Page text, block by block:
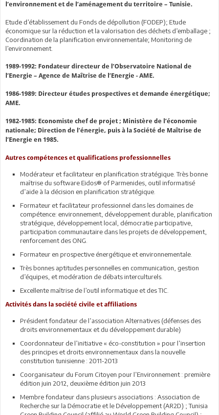
l’environnement et de l’aménagement du territoire – Tunisie.
Etude d’établissement du Fonds de dépollution (FODEP); Etude
économique sur la réduction et la valorisation des déchets d’emballage ;
Coordination de la planification environnementale; Monitoring de
l’environnement.
1989-1992: Fondateur directeur de l’Observatoire National de
l’Energie – Agence de Maîtrise de l’Energie - AME.
1986-1989: Directeur études prospectives et demande énergétique;
AME.
1982-1985: Economiste chef de projet ; Ministère de l’économie
nationale; Direction de l’énergie, puis à la Société de Maîtrise de
l’Energie en 1985.
Autres compétences et qualifications professionnelles
Modérateur et facilitateur en planification stratégique. Très bonne
maîtrise du software Eidos® of Parmenides, outil informatisé
d’aide à la décision en planification stratégique.
Formateur et facilitateur professionnel dans les domaines de
compétence: environnement, développement durable, planification
stratégique, développement local, démocratie participative,
participation communautaire dans les projets de développement,
renforcement des ONG.
Formateur en prospective énergétique et environnementale.
Très bonnes aptitudes personnelles en communication, gestion
d’équipes, et modération de débats interculturels.
Excellente maîtrise de l’outil informatique et des TIC.
Activités dans la société civile et affiliations
Président fondateur de l’association Alternatives (défenses des
droits environnementaux et du développement durable)
Coordonnateur de l’initiative « éco-constitution » pour l’insertion
des principes et droits environnementaux dans la nouvelle
constitution tunisienne : 2011-2013
Coorganisateur du Forum Citoyen pour l’Environnement : première
édition juin 2012, deuxième édition juin 2013
Membre fondateur dans plusieurs associations : Association de
Recherche sur la Démocratie et le Développement (AR2D) ; Tunisia